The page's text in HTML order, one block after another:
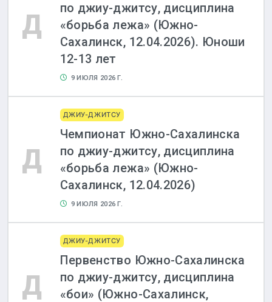
Д
по джиу-джитсу, дисциплина
«борьба лежа» (Южно-
Сахалинск, 12.04.2026). Юноши
12-13 лет
9 ИЮЛЯ 2026 Г.
Д
ДЖИУ-ДЖИТСУ
Чемпионат Южно-Сахалинска
по джиу-джитсу, дисциплина
«борьба лежа» (Южно-
Сахалинск, 12.04.2026)
9 ИЮЛЯ 2026 Г.
Д
ДЖИУ-ДЖИТСУ
Первенство Южно-Сахалинска
по джиу-джитсу, дисциплина
«бои» (Южно-Сахалинск,